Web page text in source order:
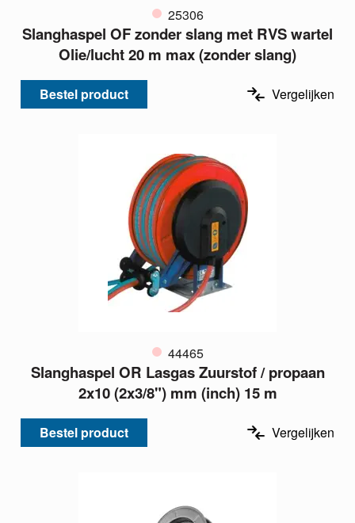
25306
Slanghaspel OF zonder slang met RVS wartel
Olie/lucht 20 m max (zonder slang)
Bestel product Vergelijken
44465
Slanghaspel OR Lasgas Zuurstof / propaan
2x10 (2x3/8") mm (inch) 15 m
Bestel product Vergelijken